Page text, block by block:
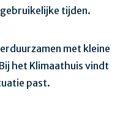
tijden.
met kleine
het Klimaathuis vindt
past.